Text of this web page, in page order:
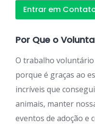
Entrar em
Por Que o
O trabalho voluntário
porque é graças ao
incríveis que
animais, manter
eventos de adoção e